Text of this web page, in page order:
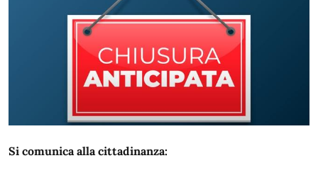
Si comunica alla cittadinanza: